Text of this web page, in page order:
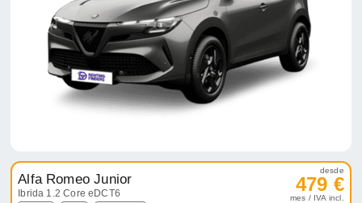
Alfa Romeo Junior
Ibrida 1.2 Core eDCT6
desde
479 €
mes / IVA incl.